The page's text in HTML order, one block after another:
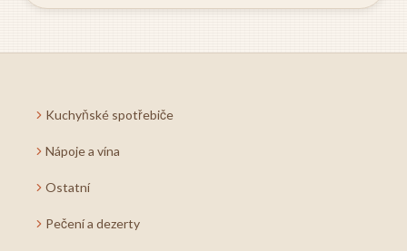
Kuchyňské spotřebiče
Nápoje a vína
Ostatní
Pečení a dezerty